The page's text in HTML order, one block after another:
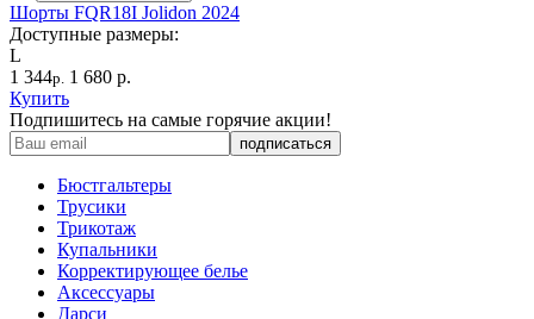
Шорты FQR18I Jolidon 2024
Доступные размеры:
L
1 344р. 1 680 р.
Купить
Подпишитесь на самые горячие акции!
Бюстгальтеры
Трусики
Трикотаж
Купальники
Корректирующее белье
Аксессуары
Дарси